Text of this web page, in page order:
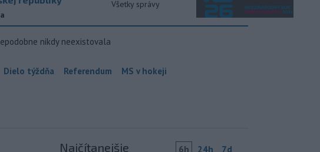
Všetky správy
nikdy neexistovala
Dielo týždňa Referendum MS v hokeji
Najčítanejšie 6h 24h 7d